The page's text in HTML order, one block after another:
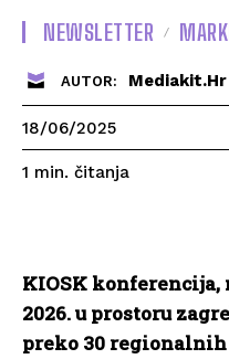
NEWSLETTER
AUTOR: Mediakit.hr
18/06/2025
1 min. čitanja
KIOSK konferencija,
2026. u prostoru
preko 30